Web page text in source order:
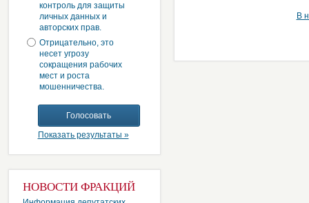
контроль для защиты
личных данных и
авторских прав.
Отрицательно, это
несет угрозу
сокращения рабочих
мест и роста
мошенничества.
Показать результаты »
НОВОСТИ ФРАКЦИЙ
В